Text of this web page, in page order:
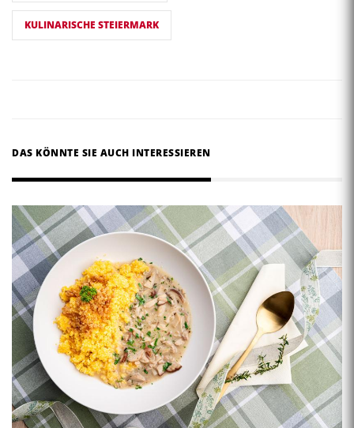
KULINARISCHE STEIERMARK
DAS KÖNNTE SIE AUCH INTERESSIEREN